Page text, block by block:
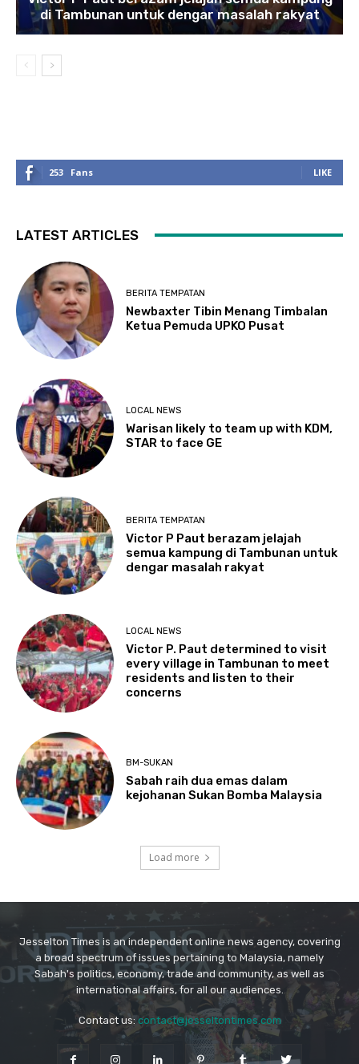
Jesselton Times is an independent online news agency, covering
a broad spectrum of issues pertaining to Malaysia, namely
Sabah's politics, economy, trade and community, as well as
international affairs, for all our audiences.
Contact us:contact@jesseltontimes.com